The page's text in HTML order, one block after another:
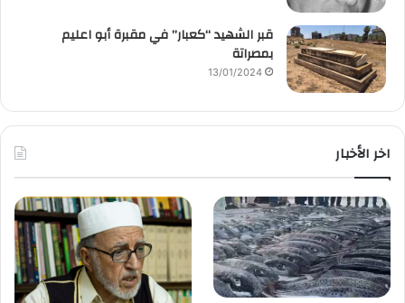
قبر الشهيد “كعبار” في مقبرة أبو اعليم
بمصراتة
13/01/2024
اخر الأخبار